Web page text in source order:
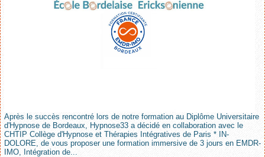
Après le succès rencontré lors de notre formation au Diplôme Universitaire
d'Hypnose de Bordeaux, Hypnose33 a décidé en collaboration avec le
CHTIP Collège d'Hypnose et Thérapies Intégratives de Paris * IN-
DOLORE, de vous proposer une formation immersive de 3 jours en EMDR-
IMO, Intégration de...